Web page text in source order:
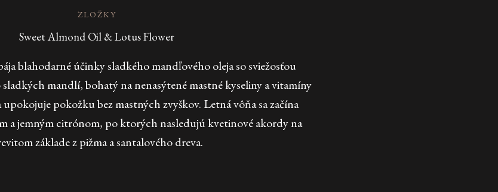
ZLOŽKY
Sweet Almond Oil & Lotus Flower
blahodarné účinky sladkého mandľového oleja so sviežosťou
mandlí, bohatý na nenasýtené mastné kyseliny a vitamíny
pokožku bez mastných zvyškov. Letná vôňa sa začína
a jemným citrónom, po ktorých nasledujú kvetinové akordy na
základe z pižma a santalového dreva.